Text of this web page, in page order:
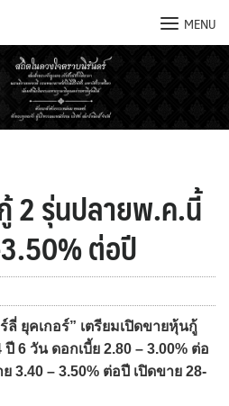
MENU
2 รุ่นปลายพ.ค.นี้
ต่อปี
ลี่ ยุคเกอร์” เตรียมเปิดขายหุ้นกู้
6 วัน ดอกเบี้ย 2.80 – 3.00% ต่อ
3.40 – 3.50% ต่อปี เปิดขาย 28-